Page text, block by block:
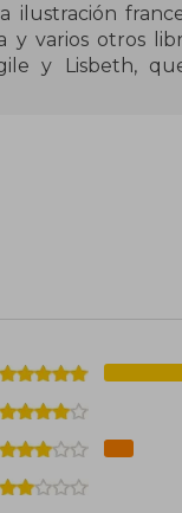
ilustración
varios otros
y Lisbeth,